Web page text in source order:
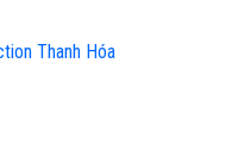
Thanh Hóa